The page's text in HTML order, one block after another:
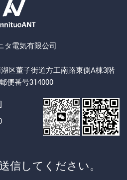
タ電気有限公司
区董子街道方工南路東側A棟3階
便番号314000
信してください。